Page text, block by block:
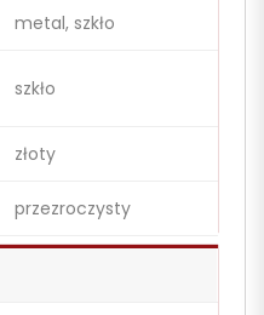
metal, szkło
szkło
złoty
przezroczysty